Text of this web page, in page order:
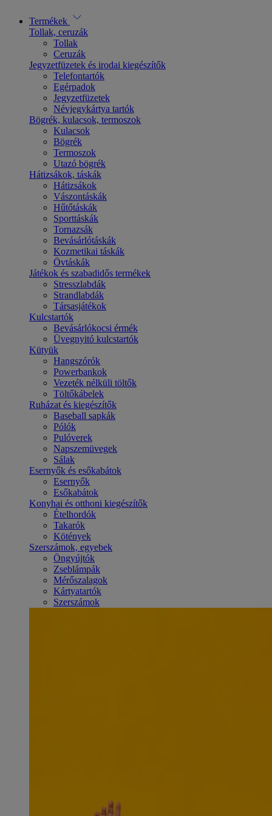
Termékek
Tollak, ceruzák
Tollak
Ceruzák
Jegyzetfüzetek és irodai kiegészítők
Telefontartók
Egérpadok
Jegyzetfüzetek
Névjegykártya tartók
Bögrék, kulacsok, termoszok
Kulacsok
Bögrék
Termoszok
Utazó bögrék
Hátizsákok, táskák
Hátizsákok
Vászontáskák
Hűtőtáskák
Sporttáskák
Tornazsák
Bevásárlótáskák
Kozmetikai táskák
Övtáskák
Játékok és szabadidős termékek
Stresszlabdák
Strandlabdák
Társasjátékok
Kulcstartók
Bevásárlókocsi érmék
Üvegnyitó kulcstartók
Kütyük
Hangszórók
Powerbankok
Vezeték nélküli töltők
Töltőkábelek
Ruházat és kiegészítők
Baseball sapkák
Pólók
Pulóverek
Napszemüvegek
Sálak
Esernyők és esőkabátok
Esernyők
Esőkabátok
Konyhai és otthoni kiegészítők
Ételhordók
Takarók
Kötények
Szerszámok, egyebek
Öngyújtók
Zseblámpák
Mérőszalagok
Kártyatartók
Szerszámok